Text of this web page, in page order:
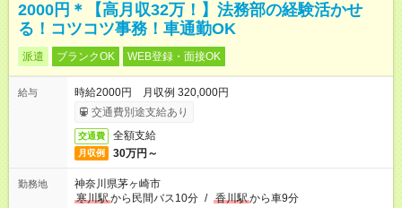
2000円＊【高月収32万！】法務部の経験活かせ
る！コツコツ事務！車通勤OK
派遣 ブランクOK WEB登録・面接OK
給与
時給2000円 月収例 320,000円
交通費別途支給あり
交通費 全額支給
月収例 30万円～
勤務地
神奈川県茅ヶ崎市
寒川駅から民間バス10分 / 香川駅から車9分